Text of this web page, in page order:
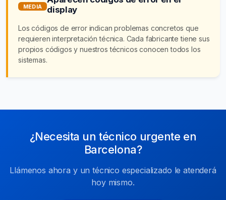
MEDIA
display
Los códigos de error indican problemas concretos que
requieren interpretación técnica. Cada fabricante tiene sus
propios códigos y nuestros técnicos conocen todos los
sistemas.
¿Necesita un técnico urgente en
Barcelona?
Llámenos ahora y un técnico especializado le atenderá
hoy mismo.